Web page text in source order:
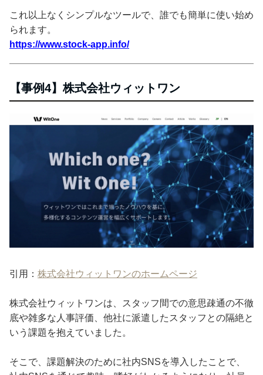
これ以上なくシンプルなツールで、誰でも簡単に使い始め
られます。
https://www.stock-app.info/
【事例4】株式会社ウィットワン
引用： 株式会社ウィットワンのホームページ
株式会社ウィットワンは、スタッフ間での意思疎通の不徹
底や雑多な人事評価、他社に派遣したスタッフとの隔絶と
いう課題を抱えていました。
そこで、課題解決のために社内SNSを導入したことで、